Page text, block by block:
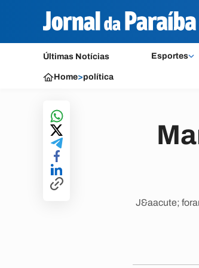
Últimas Notícias Esportes
Home>política
J&aacute;